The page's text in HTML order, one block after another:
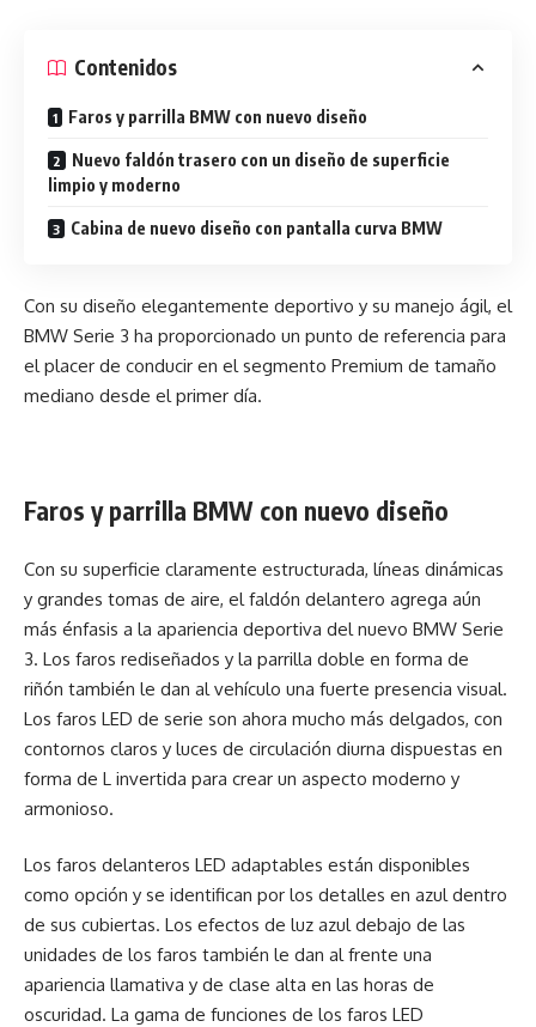
Contenidos
Faros y parrilla BMW con nuevo diseño
Nuevo faldón trasero con un diseño de superficie
limpio y moderno
Cabina de nuevo diseño con pantalla curva BMW
Con su diseño elegantemente deportivo y su manejo ágil, el
BMW Serie 3 ha proporcionado un punto de referencia para
el placer de conducir en el segmento Premium de tamaño
mediano desde el primer día.
Faros y parrilla BMW con nuevo diseño
Con su superficie claramente estructurada, líneas dinámicas
y grandes tomas de aire, el faldón delantero agrega aún
más énfasis a la apariencia deportiva del nuevo BMW Serie
3. Los faros rediseñados y la parrilla doble en forma de
riñón también le dan al vehículo una fuerte presencia visual.
Los faros LED de serie son ahora mucho más delgados, con
contornos claros y luces de circulación diurna dispuestas en
forma de L invertida para crear un aspecto moderno y
armonioso.
Los faros delanteros LED adaptables están disponibles
como opción y se identifican por los detalles en azul dentro
de sus cubiertas. Los efectos de luz azul debajo de las
unidades de los faros también le dan al frente una
apariencia llamativa y de clase alta en las horas de
oscuridad. La gama de funciones de los faros LED